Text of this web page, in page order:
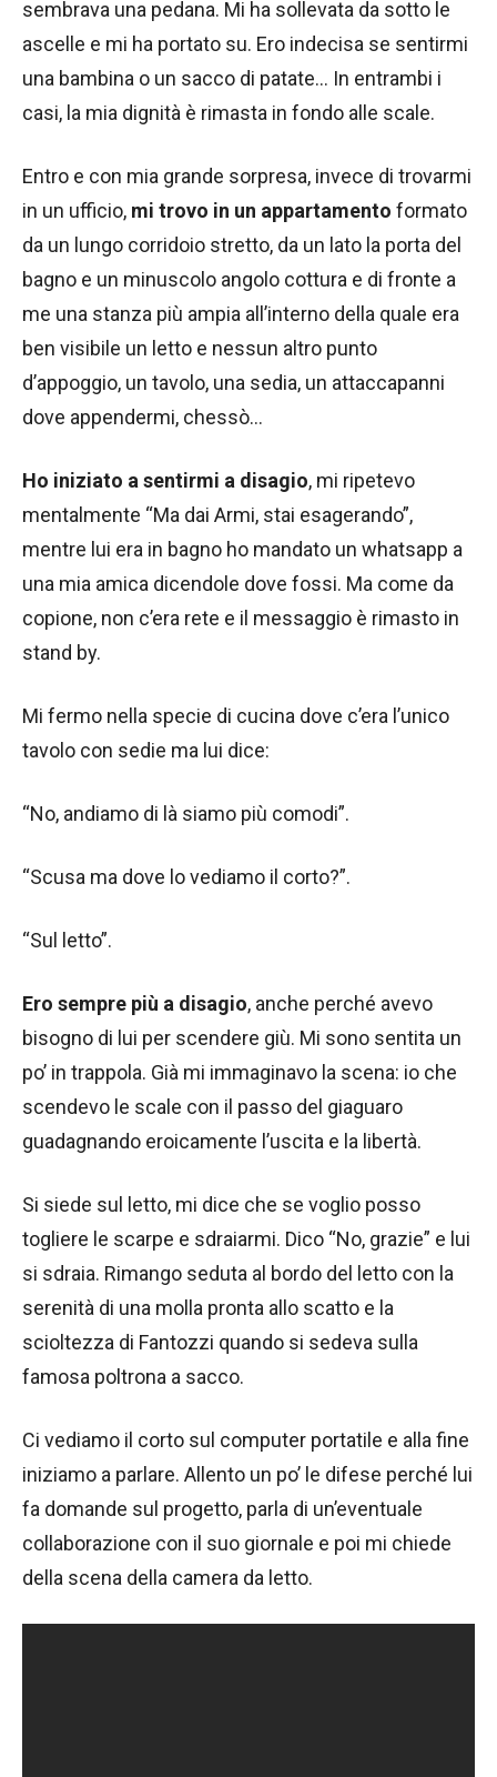
sembrava una pedana. Mi ha sollevata da sotto le
ascelle e mi ha portato su. Ero indecisa se sentirmi
una bambina o un sacco di patate… In entrambi i
casi, la mia dignità è rimasta in fondo alle scale.
Entro e con mia grande sorpresa, invece di trovarmi
in un ufficio, mi trovo in un appartamento formato
da un lungo corridoio stretto, da un lato la porta del
bagno e un minuscolo angolo cottura e di fronte a
me una stanza più ampia all’interno della quale era
ben visibile un letto e nessun altro punto
d’appoggio, un tavolo, una sedia, un attaccapanni
dove appendermi, chessò…
Ho iniziato a sentirmi a disagio, mi ripetevo
mentalmente “Ma dai Armi, stai esagerando”,
mentre lui era in bagno ho mandato un whatsapp a
una mia amica dicendole dove fossi. Ma come da
copione, non c’era rete e il messaggio è rimasto in
stand by.
Mi fermo nella specie di cucina dove c’era l’unico
tavolo con sedie ma lui dice:
“No, andiamo di là siamo più comodi”.
“Scusa ma dove lo vediamo il corto?”.
“Sul letto”.
Ero sempre più a disagio, anche perché avevo
bisogno di lui per scendere giù. Mi sono sentita un
po’ in trappola. Già mi immaginavo la scena: io che
scendevo le scale con il passo del giaguaro
guadagnando eroicamente l’uscita e la libertà.
Si siede sul letto, mi dice che se voglio posso
togliere le scarpe e sdraiarmi. Dico “No, grazie” e lui
si sdraia. Rimango seduta al bordo del letto con la
serenità di una molla pronta allo scatto e la
scioltezza di Fantozzi quando si sedeva sulla
famosa poltrona a sacco.
Ci vediamo il corto sul computer portatile e alla fine
iniziamo a parlare. Allento un po’ le difese perché lui
fa domande sul progetto, parla di un’eventuale
collaborazione con il suo giornale e poi mi chiede
della scena della camera da letto.